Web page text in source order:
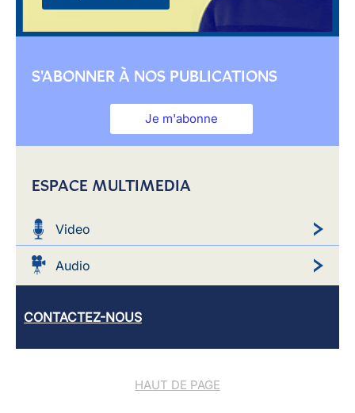
S'ABONNER À NOS PUBLICATIONS
Je m'abonne
ESPACE MULTIMEDIA
Video
Audio
CONTACTEZ-NOUS
HAUT DE PAGE